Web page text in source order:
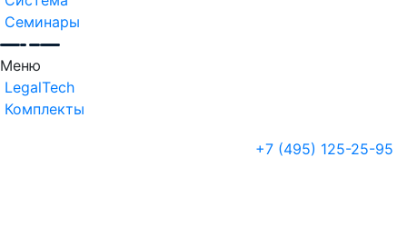
Семинары
Меню
LegalTech
Комплекты
+7 (495) 125-25-95